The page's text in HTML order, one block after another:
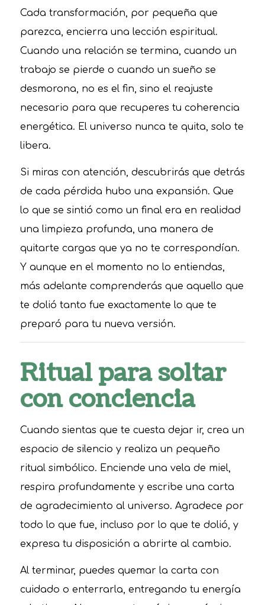
Cada transformación, por pequeña que
parezca, encierra una lección espiritual.
Cuando una relación se termina, cuando un
trabajo se pierde o cuando un sueño se
desmorona, no es el fin, sino el reajuste
necesario para que recuperes tu coherencia
energética. El universo nunca te quita, solo te
libera.
Si miras con atención, descubrirás que detrás
de cada pérdida hubo una expansión. Que
lo que se sintió como un final era en realidad
una limpieza profunda, una manera de
quitarte cargas que ya no te correspondían.
Y aunque en el momento no lo entiendas,
más adelante comprenderás que aquello que
te dolió tanto fue exactamente lo que te
preparó para tu nueva versión.
Ritual para soltar
con conciencia
Cuando sientas que te cuesta dejar ir, crea un
espacio de silencio y realiza un pequeño
ritual simbólico. Enciende una vela de miel,
respira profundamente y escribe una carta
de agradecimiento al universo. Agradece por
todo lo que fue, incluso por lo que te dolió, y
expresa tu disposición a abrirte al cambio.
Al terminar, puedes quemar la carta con
cuidado o enterrarla, entregando tu energía